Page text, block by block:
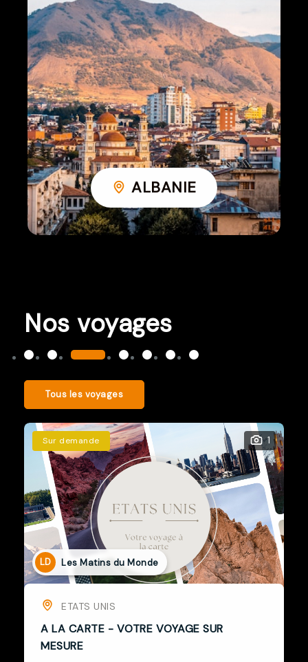
ALBANIE
Nos voyages
Tous les voyages
Sur demande 1
LD Les Matins du Monde
ETATS UNIS
A LA CARTE - VOTRE VOYAGE SUR
MESURE